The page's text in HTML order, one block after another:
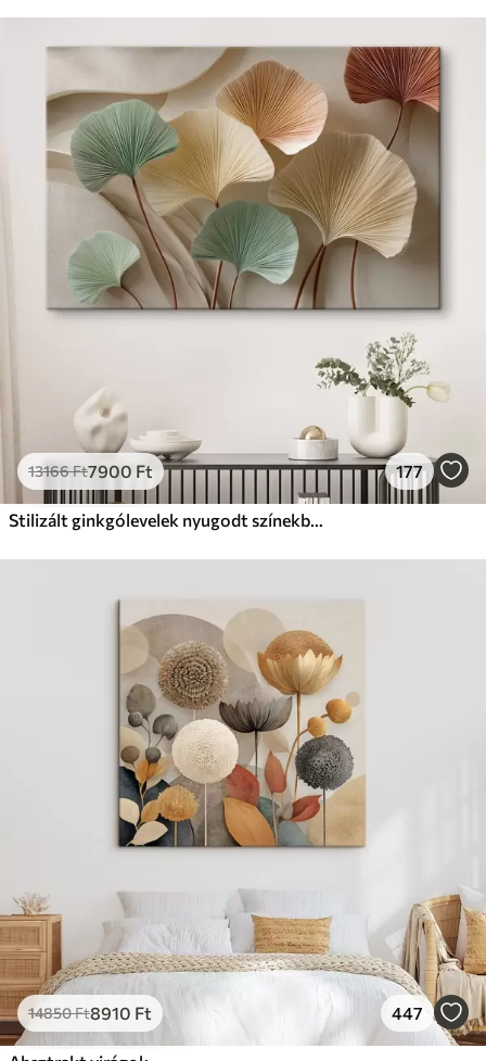
13166Ft7900 Ft 177
Stilizált ginkgólevelek nyugodt színekben
14850Ft8910 Ft 447